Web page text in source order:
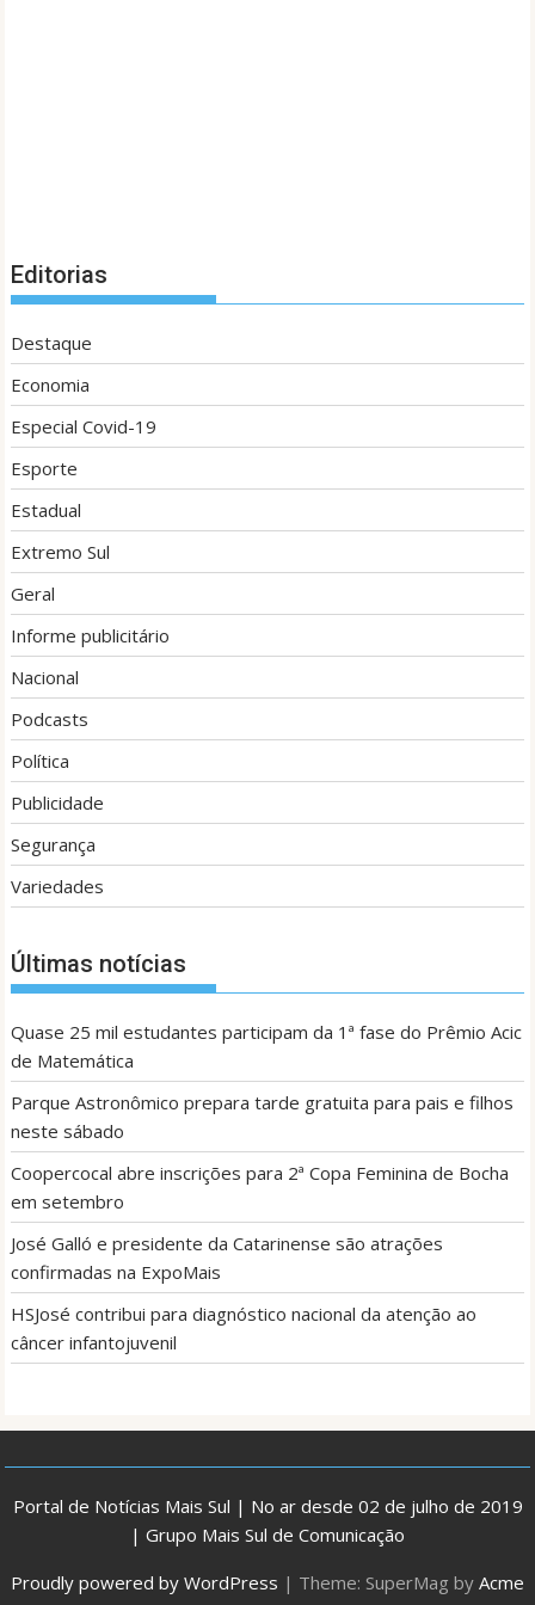
Editorias
Destaque
Economia
Especial Covid-19
Esporte
Estadual
Extremo Sul
Geral
Informe publicitário
Nacional
Podcasts
Política
Publicidade
Segurança
Variedades
Últimas notícias
Quase 25 mil estudantes participam da 1ª fase do Prêmio Acic
de Matemática
Parque Astronômico prepara tarde gratuita para pais e filhos
neste sábado
Coopercocal abre inscrições para 2ª Copa Feminina de Bocha
em setembro
José Galló e presidente da Catarinense são atrações
confirmadas na ExpoMais
HSJosé contribui para diagnóstico nacional da atenção ao
câncer infantojuvenil
Portal de Notícias Mais Sul | No ar desde 02 de julho de 2019
| Grupo Mais Sul de Comunicação
Proudly powered by WordPress | Theme: SuperMag by Acme